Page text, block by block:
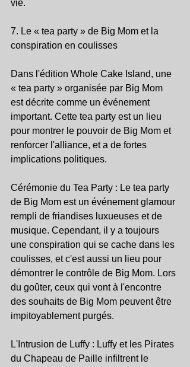
vie.
7. Le « tea party » de Big Mom et la
conspiration en coulisses
Dans l'édition Whole Cake Island, une
« tea party » organisée par Big Mom
est décrite comme un événement
important. Cette tea party est un lieu
pour montrer le pouvoir de Big Mom et
renforcer l'alliance, et a de fortes
implications politiques.
Cérémonie du Tea Party : Le tea party
de Big Mom est un événement glamour
rempli de friandises luxueuses et de
musique. Cependant, il y a toujours
une conspiration qui se cache dans les
coulisses, et c'est aussi un lieu pour
démontrer le contrôle de Big Mom. Lors
du goûter, ceux qui vont à l'encontre
des souhaits de Big Mom peuvent être
impitoyablement purgés.
L'Intrusion de Luffy : Luffy et les Pirates
du Chapeau de Paille infiltrent le